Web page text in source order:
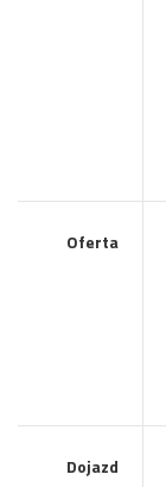
Oferta
Dojazd